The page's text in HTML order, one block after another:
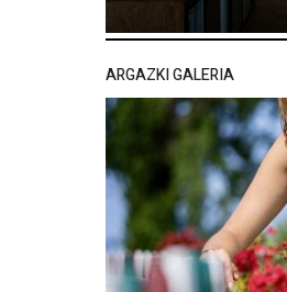
ARGAZKI GALERIA